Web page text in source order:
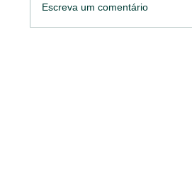
Escreva um comentário